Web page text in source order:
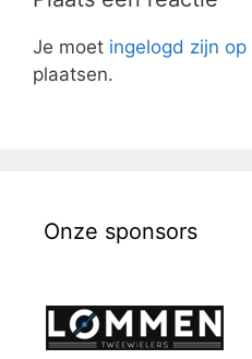
Je moet ingelogd zijn op
plaatsen.
Onze sponsors